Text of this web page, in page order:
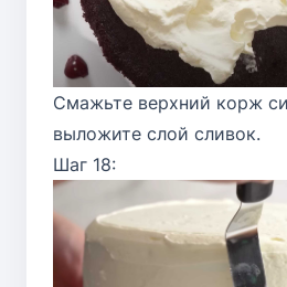
Смажьте верхний корж
выложите слой сливок.
Шаг 18: